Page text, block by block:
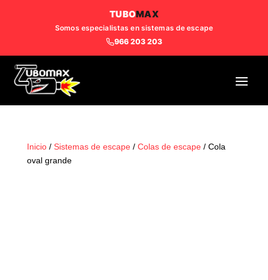
TUBOMAX
Somos especialistas en sistemas de escape
966 203 203
Inicio/ Sistemas de escape/ Colas de escape/ Cola
oval grande